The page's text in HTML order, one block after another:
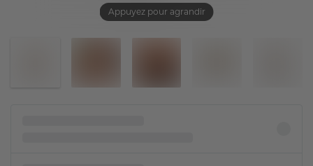
Appuyez pour agrandir